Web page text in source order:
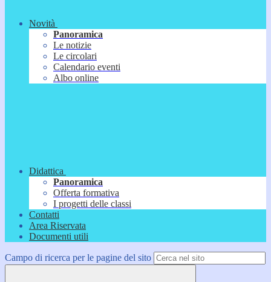
Novità
Panoramica
Le notizie
Le circolari
Calendario eventi
Albo online
Didattica
Panoramica
Offerta formativa
I progetti delle classi
Contatti
Area Riservata
Documenti utili
Campo di ricerca per le pagine del sito